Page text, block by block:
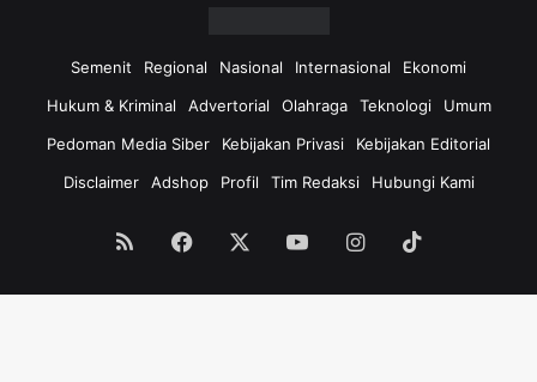
Semenit Regional Nasional Internasional
Ekonomi
Hukum & Kriminal
Advertorial Olahraga Teknologi
Umum
Pedoman Media Siber
Kebijakan Privasi
Kebijakan Editorial
Disclaimer
Adshop Profil Tim Redaksi Hubungi Kami
RSS Facebook YouTubeInstagram